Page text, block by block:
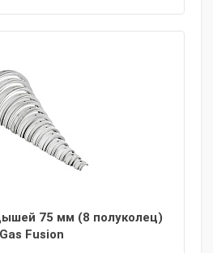
75 мм (8 полуколец)
Gas Fusion